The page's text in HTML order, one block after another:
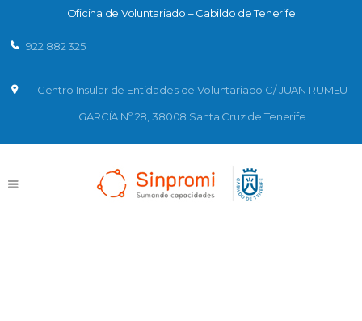
Oficina de Voluntariado – Cabildo de Tenerife
922 882 325
Centro Insular de Entidades de Voluntariado C/ JUAN RUMEU
GARCÍA Nº 28, 38008 Santa Cruz de Tenerife